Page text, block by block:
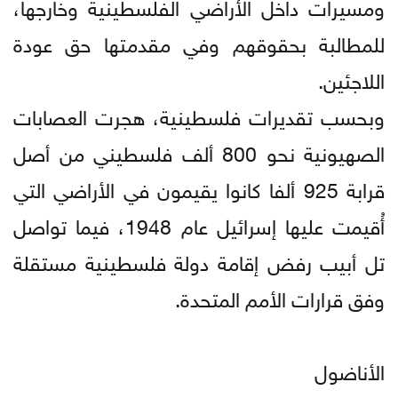
للمطالبة بحقوقهم وفي مقدمتها حق عودة
اللاجئين.
وبحسب تقديرات فلسطينية، هجرت العصابات
الصهيونية نحو 800 ألف فلسطيني من أصل
قرابة 925 ألفا كانوا يقيمون في الأراضي التي
أُقيمت عليها إسرائيل عام 1948، فيما تواصل
تل أبيب رفض إقامة دولة فلسطينية مستقلة
وفق قرارات الأمم المتحدة.
الأناضول